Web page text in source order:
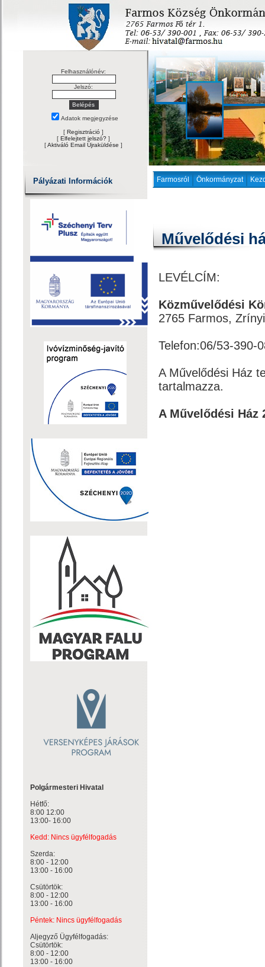
Felhasználónév:
Jelszó:
Adatok megjegyzése
[Regisztráció ]
[Elfelejtett jelszó? ]
[Aktiváló Email Újraküldése ]
Pályázati Információk
Polgármesteri Hivatal
Hétfő:
8:00 12:00
13:00- 16:00
Kedd: Nincs ügyfélfogadás
Szerda:
8:00 - 12:00
13:00 - 16:00
Csütörtök:
8:00 - 12:00
13:00 - 16:00
Péntek: Nincs ügyfélfogadás
Aljegyző Ügyfélfogadás:
Csütörtök:
8:00 - 12:00
13:00 - 16:00
Farmosról Önkormányzat
Művelődési
LEVÉLCÍM:
Közművelődési
2765 Farmos,
Telefon:06/53-390-
A Művelődési Ház
tartalmazza.
A Művelődési